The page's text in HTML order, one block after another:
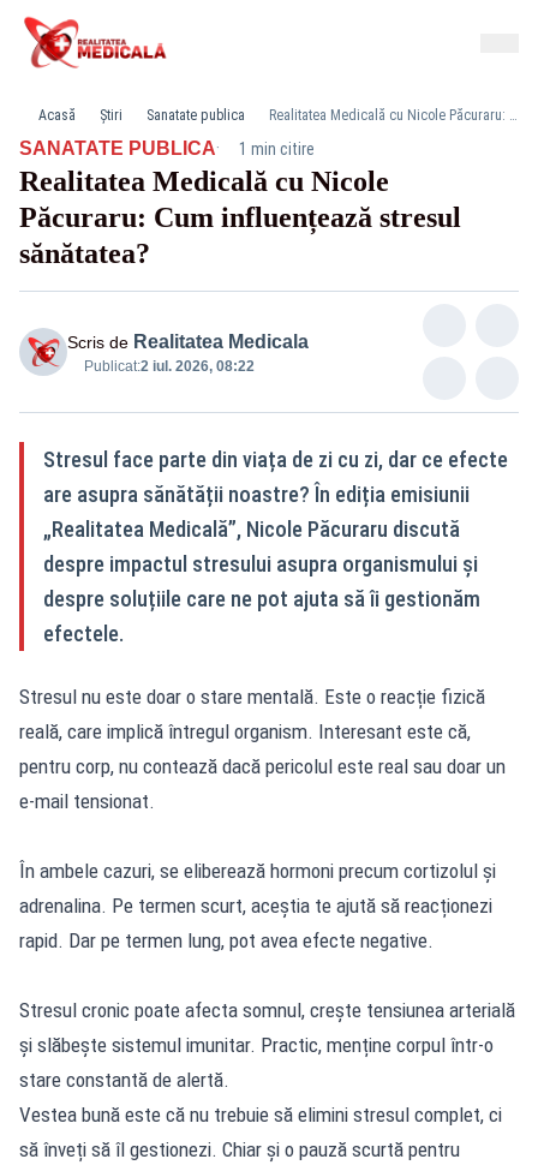
Acasă Știri Sanatate publica Realitatea Medicală cu Nicole Păcuraru: Cum influențează stresul sănătatea?
SANATATE PUBLICA· 1 min citire
Realitatea Medicală cu Nicole
Păcuraru: Cum influențează stresul
sănătatea?
Scris de Realitatea Medicala
Publicat:2 iul. 2026, 08:22
Stresul face parte din viața de zi cu zi, dar ce efecte
are asupra sănătății noastre? În ediția emisiunii
„Realitatea Medicală”, Nicole Păcuraru discută
despre impactul stresului asupra organismului și
despre soluțiile care ne pot ajuta să îi gestionăm
efectele.
Stresul nu este doar o stare mentală. Este o reacție fizică
reală, care implică întregul organism. Interesant este că,
pentru corp, nu contează dacă pericolul este real sau doar un
e-mail tensionat.
În ambele cazuri, se eliberează hormoni precum cortizolul și
adrenalina. Pe termen scurt, aceștia te ajută să reacționezi
rapid. Dar pe termen lung, pot avea efecte negative.
Stresul cronic poate afecta somnul, crește tensiunea arterială
și slăbește sistemul imunitar. Practic, menține corpul într-o
stare constantă de alertă.
Vestea bună este că nu trebuie să elimini stresul complet, ci
să înveți să îl gestionezi. Chiar și o pauză scurtă pentru